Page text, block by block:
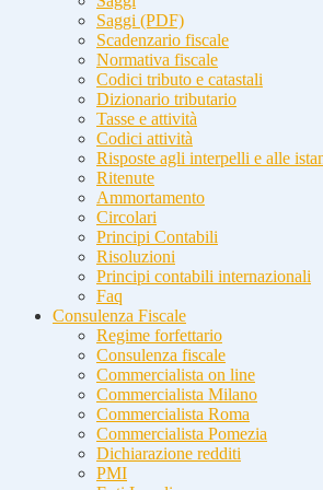
Saggi (PDF)
Scadenzario fiscale
Normativa fiscale
Codici tributo e catastali
Dizionario tributario
Tasse e attività
Codici attività
Risposte agli interpelli e alle
Ritenute
Ammortamento
Circolari
Principi Contabili
Risoluzioni
Principi contabili internazionali
Faq
Consulenza Fiscale
Regime forfettario
Consulenza fiscale
Commercialista on line
Commercialista Milano
Commercialista Roma
Commercialista Pomezia
Dichiarazione redditi
PMI